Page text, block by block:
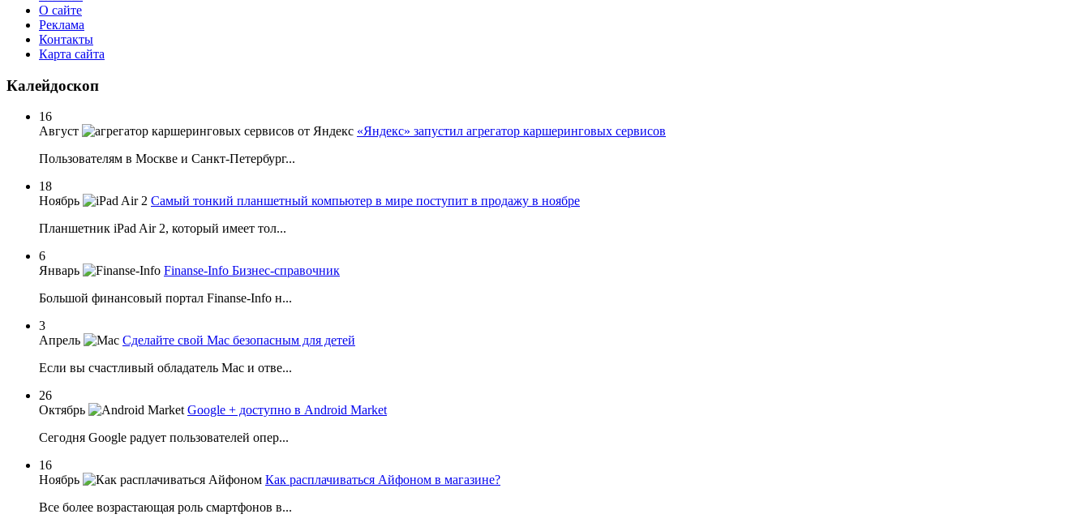
О сайте
Реклама
Контакты
Карта сайта
Калейдоскоп
16
Август
«Яндекс» запустил агрегатор каршеринговых сервисов
Пользователям в Москве и Санкт-Петербург...
18
Ноябрь
Самый тонкий планшетный компьютер в мире поступит в продажу в ноябре
Планшетник iPad Air 2, который имеет тол...
6
Январь
Finanse-Info Бизнес-справочник
Большой финансовый портал Finanse-Info н...
3
Апрель
Сделайте свой Mac безопасным для детей
Если вы счастливый обладатель Mac и отве...
26
Октябрь
Google + доступно в Android Market
Сегодня Google радует пользователей опер...
16
Ноябрь
Как расплачиваться Айфоном в магазине?
Все более возрастающая роль смартфонов в...